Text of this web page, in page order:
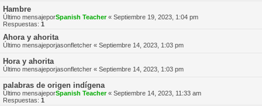
Hambre
Último mensajeporSpanish Teacher« Septiembre 19, 2023, 1:04 pm
Respuestas: 1
Ahora y ahorita
Último mensajeporjasonfletcher « Septiembre 14, 2023, 1:03 pm
Hora y ahorita
Último mensajeporjasonfletcher « Septiembre 14, 2023, 1:03 pm
palabras de origen indígena
Último mensajeporSpanish Teacher« Septiembre 14, 2023, 11:33 am
Respuestas: 1